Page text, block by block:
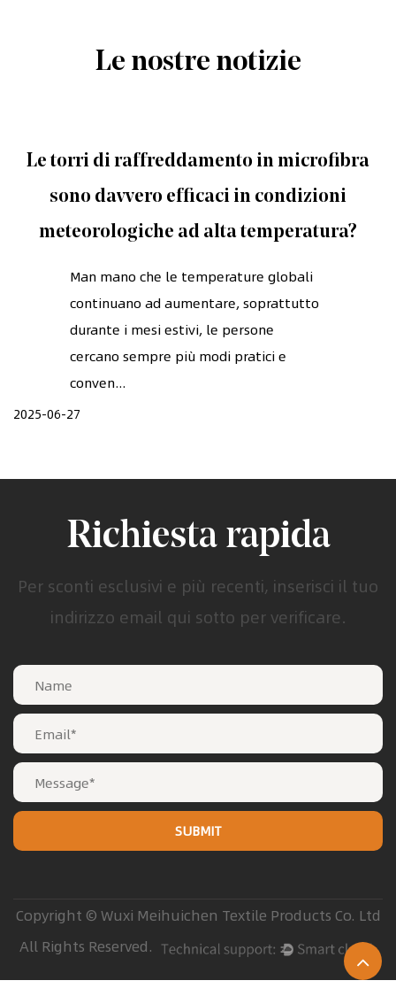
Le nostre notizie
Le torri di raffreddamento in microfibra
sono davvero efficaci in condizioni
meteorologiche ad alta temperatura?
Man mano che le temperature globali
continuano ad aumentare, soprattutto
durante i mesi estivi, le persone
cercano sempre più modi pratici e
conven...
2025-06-27
Richiesta rapida
Per sconti esclusivi e più recenti, inserisci il tuo
indirizzo email qui sotto per verificare.
Copyright © Wuxi Meihuichen Textile Products Co. Ltd
All Rights Reserved.